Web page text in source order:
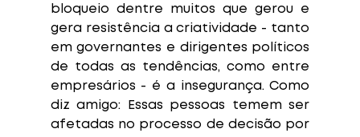
bloqueio dentre muitos que gerou e
gera resistência a criatividade - tanto
em governantes e dirigentes políticos
de todas as tendências, como entre
empresários - é a insegurança. Como
diz amigo: Essas pessoas temem ser
afetadas no processo de decisão por